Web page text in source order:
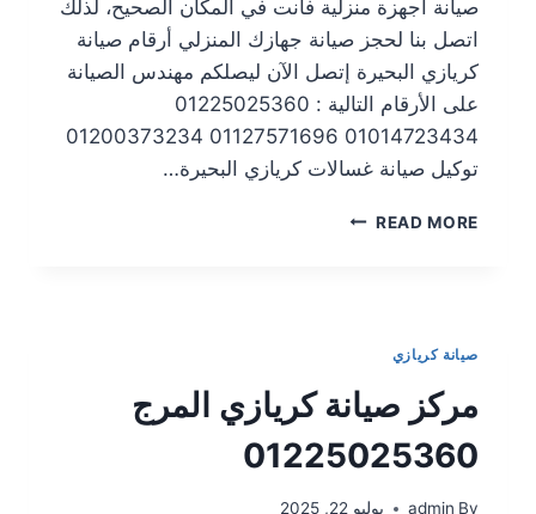
صيانة أجهزة منزلية فأنت في المكان الصحيح، لذلك
اتصل بنا لحجز صيانة جهازك المنزلي أرقام صيانة
كريازي البحيرة إتصل الآن ليصلكم مهندس الصيانة
على الأرقام التالية : 01225025360
01014723434 01127571696 01200373234
توكيل صيانة غسالات كريازي البحيرة…
READ MORE
صيانة كريازي
مركز صيانة كريازي المرج
01225025360
By
admin يوليو 22, 2025